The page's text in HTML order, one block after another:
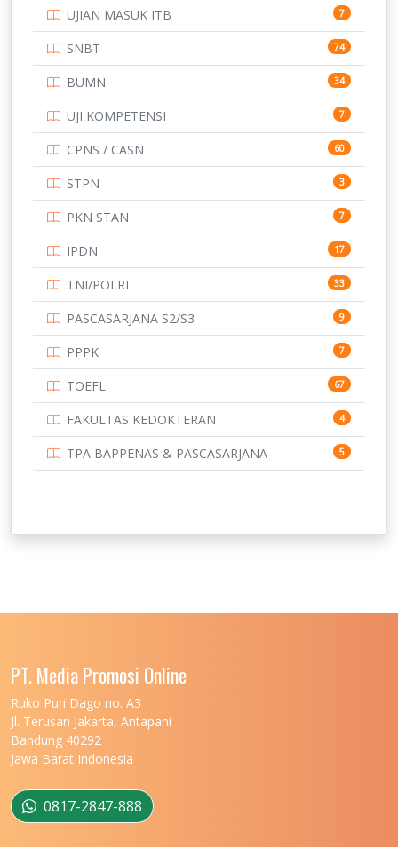
UJIAN MASUK ITB 7
SNBT 74
BUMN 34
UJI KOMPETENSI 7
CPNS / CASN 60
STPN 3
PKN STAN 7
IPDN 17
TNI/POLRI 33
PASCASARJANA S2/S3 9
PPPK 7
TOEFL 67
FAKULTAS KEDOKTERAN 4
TPA BAPPENAS & PASCASARJANA 5
PT. Media Promosi Online
Ruko Puri Dago no. A3
Jl. Terusan Jakarta, Antapani
Bandung 40292
Jawa Barat Indonesia
0817-2847-888